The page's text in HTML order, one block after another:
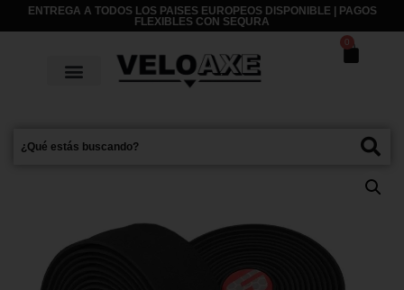
ENTREGA A TODOS LOS PAISES EUROPEOS DISPONIBLE | PAGOS
FLEXIBLES CON SEQURA
0